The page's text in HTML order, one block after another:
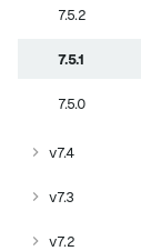
7.5.2
7.5.1
7.5.0
v7.4
v7.3
v7.2